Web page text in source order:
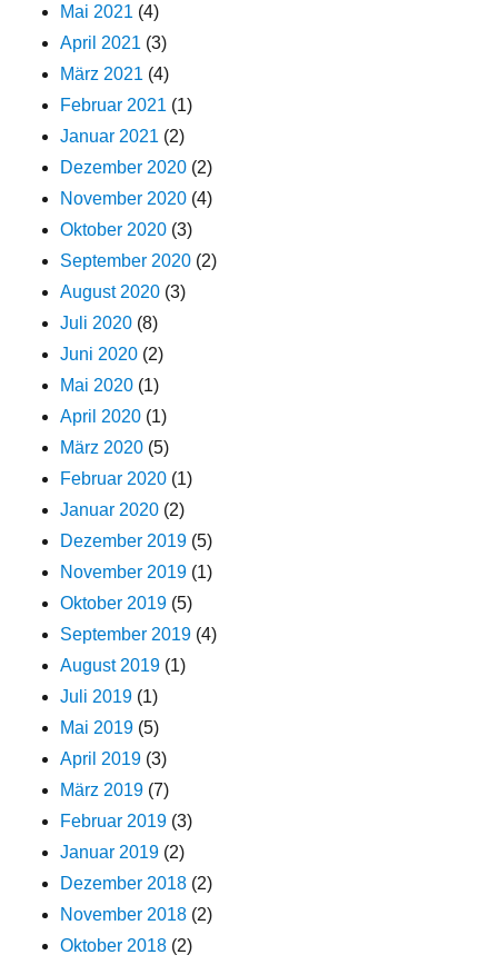
Mai 2021 (4)
April 2021 (3)
März 2021 (4)
Februar 2021 (1)
Januar 2021 (2)
Dezember 2020 (2)
November 2020 (4)
Oktober 2020 (3)
September 2020 (2)
August 2020 (3)
Juli 2020 (8)
Juni 2020 (2)
Mai 2020 (1)
April 2020 (1)
März 2020 (5)
Februar 2020 (1)
Januar 2020 (2)
Dezember 2019 (5)
November 2019 (1)
Oktober 2019 (5)
September 2019 (4)
August 2019 (1)
Juli 2019 (1)
Mai 2019 (5)
April 2019 (3)
März 2019 (7)
Februar 2019 (3)
Januar 2019 (2)
Dezember 2018 (2)
November 2018 (2)
Oktober 2018 (2)